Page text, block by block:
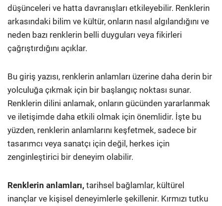
düşünceleri ve hatta davranışları etkileyebilir. Renklerin
arkasındaki bilim ve kültür, onların nasıl algılandığını ve
neden bazı renklerin belli duyguları veya fikirleri
çağrıştırdığını açıklar.
Bu giriş yazısı, renklerin anlamları üzerine daha derin bir
yolculuğa çıkmak için bir başlangıç noktası sunar.
Renklerin dilini anlamak, onların gücünden yararlanmak
ve iletişimde daha etkili olmak için önemlidir. İşte bu
yüzden, renklerin anlamlarını keşfetmek, sadece bir
tasarımcı veya sanatçı için değil, herkes için
zenginleştirici bir deneyim olabilir.
Renklerin anlamları, tarihsel bağlamlar, kültürel
inançlar ve kişisel deneyimlerle şekillenir. Kırmızı tutku